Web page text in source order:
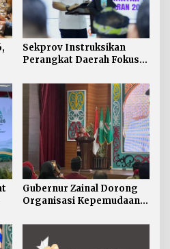
Sekprov Instruksikan
Perangkat Daerah Fokus
Gubernur Zainal Dorong
Organisasi Kepemudaan
Pemerintah